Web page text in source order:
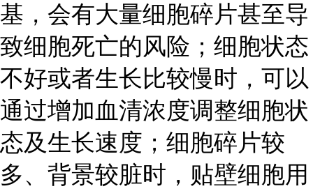
基，会有大量细胞碎片甚至导
致细胞死亡的风险；细胞状态
不好或者生长比较慢时，可以
通过增加血清浓度调整细胞状
态及生长速度；细胞碎片较
多、背景较脏时，贴壁细胞用